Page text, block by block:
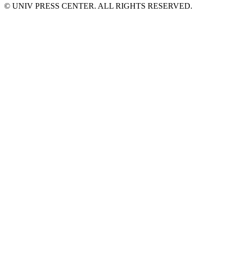
© UNIV PRESS CENTER. ALL RIGHTS RESERVED.